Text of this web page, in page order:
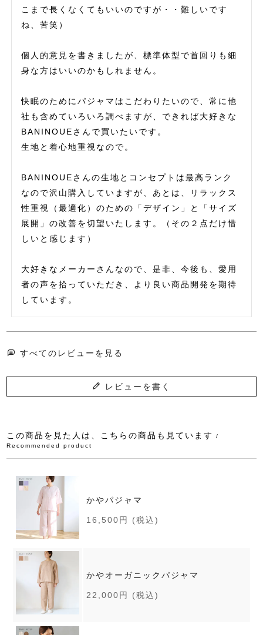
こまで長くなくてもいいのですが・・難しいです
ね、苦笑）
個人的意見を書きましたが、標準体型で首回りも細
身な方はいいのかもしれません。
快眠のためにパジャマはこだわりたいので、常に他
社も含めていろいろ調べますが、できれば大好きな
BANINOUEさんで買いたいです。
生地と着心地重視なので。
BANINOUEさんの生地とコンセプトは最高ランク
なので沢山購入していますが、あとは、リラックス
性重視（最適化）のための「デザイン」と「サイズ
展開」の改善を切望いたします。（その２点だけ惜
しいと感じます）
大好きなメーカーさんなので、是非、今後も、愛用
者の声を拾っていただき、より良い商品開発を期待
すべてのレビューを見る
レビューを書く
この商品を見た人は、こちらの商品も見ています
/
Recommended product
かやパジャマ
16,500円 (税込)
かやオーガニックパジャマ
22,000円 (税込)